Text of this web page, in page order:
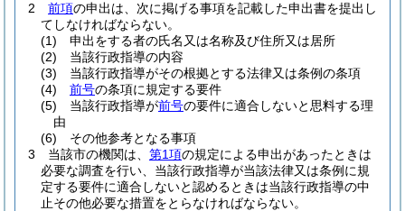
2
前項の申出は、次に掲げる事項を記載した申出書を提出し
てしなければならない。
(1)
申出をする者の氏名又は名称及び住所又は居所
(2)
当該行政指導の内容
(3)
当該行政指導がその根拠とする法律又は条例の条項
(4)
前号の条項に規定する要件
(5)
当該行政指導が前号の要件に適合しないと思料する理
由
(6)
その他参考となる事項
3
当該市の機関は、 第1項の規定による申出があったときは
必要な調査を行い、当該行政指導が当該法律又は条例に規
定する要件に適合しないと認めるときは当該行政指導の中
止その他必要な措置をとらなければならない。